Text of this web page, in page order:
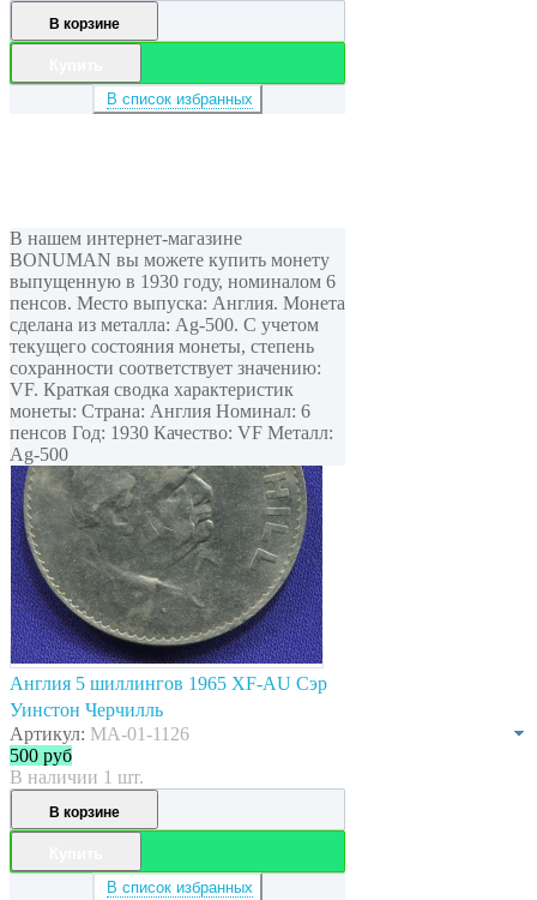
В корзине
В список избранных
В нашем интернет-магазине
BONUMAN вы можете купить монету
выпущенную в 1930 году, номиналом 6
пенсов. Место выпуска: Англия. Монета
сделана из металла: Ag-500. С учетом
текущего состояния монеты, степень
сохранности соответствует значению:
VF. Краткая сводка характеристик
монеты: Страна: Англия Номинал: 6
пенсов Год: 1930 Качество: VF Металл:
Ag-500
Англия 5 шиллингов 1965 XF-AU Cэр
Уинстон Черчилль
Артикул: MA-01-1126
500 руб
В наличии 1 шт.
В корзине
В список избранных